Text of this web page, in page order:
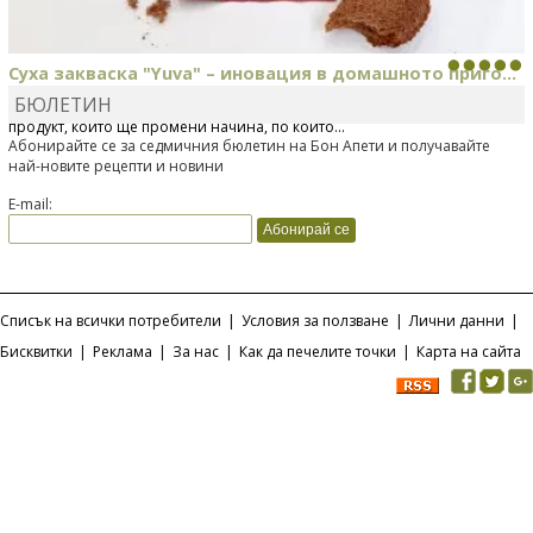
Суха закваска "Yuva" – иновация в домашното приго...
Отскоро Лесафр България стартира предлагането на изцяло нов
продукт, който ще промени начина, по който...
БЮЛЕТИН
Абонирайте се за седмичния бюлетин на Бон Апети и получавайте
най-новите рецепти и новини
E-mail:
Списък на всички потребители | Условия за ползване | Лични данни |
Бисквитки | Реклама | За нас | Как да печелите точки | Карта на сайта